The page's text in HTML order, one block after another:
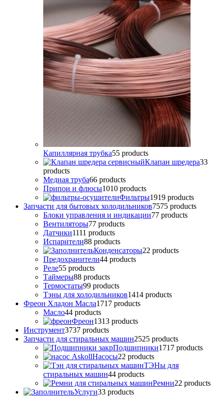
Капиллярная трубка55 products
Клапан шредера33
products
Медная труба66 products
Припои и флюсы1010 products
Фильтры1919 products
Запчасти для бытовых холодильников7575 products
Блоки управления и индикации77 products
Вентиляторы77 products
Датчики1111 products
Испарители88 products
Конденсаторы22 products
Предохранители44 products
Реле55 products
Таймеры88 products
Термостаты99 products
Тэны для холодильников1414 products
Фреон Хладон Масла1717 products
Масло44 products
Фреон1313 products
Инструмент3737 products
Запчасти для стиральных машин2525 products
Подшипники1717 products
Насосы22 products
ТЭНы для
стиральных машин44 products
Ремни22 products
Услуги33 products